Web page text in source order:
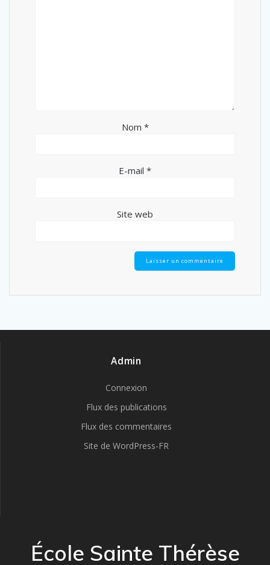
Nom *
E-mail *
Site web
Admin
Connexion
Flux des publications
Flux des commentaires
Site de WordPress-FR
École Sainte Thérèse